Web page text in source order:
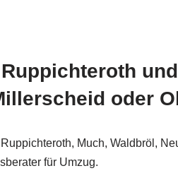
oder
Much, Waldbröl,
für Umzug.